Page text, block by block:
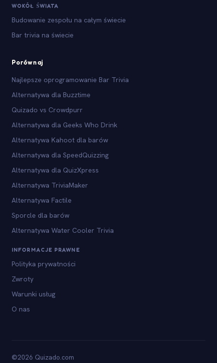
WOKÓŁ ŚWIATA
Budowanie zespołu na całym świecie
Bar trivia na świecie
Porównaj
Najlepsze oprogramowanie Bar Trivia
Alternatywa dla Buzztime
Quizado vs Crowdpurr
Alternatywa dla Geeks Who Drink
Alternatywa Kahoot dla barów
Alternatywa dla SpeedQuizzing
Alternatywa dla QuizXpress
Alternatywa TriviaMaker
Alternatywa Factile
Sporcle dla barów
Alternatywa Water Cooler Trivia
INFORMACJE PRAWNE
Polityka prywatności
Zwroty
Warunki usług
O nas
©2026 Quizado.com